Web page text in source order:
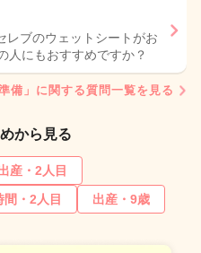
レブのウェットシートがお
人にもおすすめですか？
準備」に関する質問一覧を見る
から見る
産・2人目
間・2人目 出産・9歳